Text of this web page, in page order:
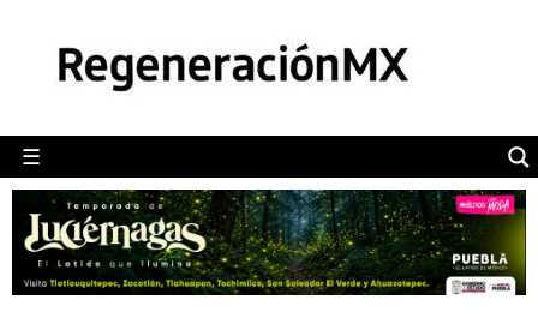
☰
POLÍTICA
CAMALEÓN
OPINIÓN
DEPORTES